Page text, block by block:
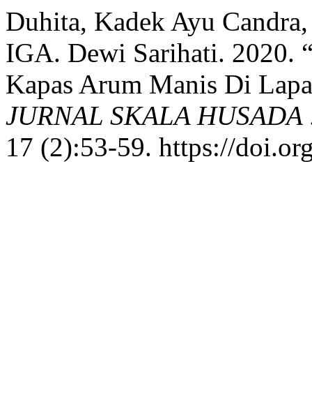
Duhita, Kadek Ayu
IGA. Dewi Sarihati. 2020.
Kapas Arum Manis Di
JURNAL SKALA
17 (2):53-59. https://